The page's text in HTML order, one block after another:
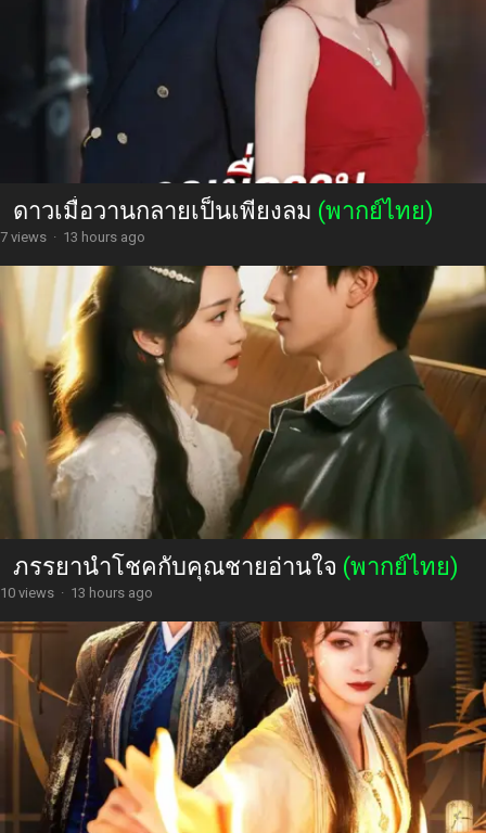
ดาวเมื่อวานกลายเป็นเพียงลม (พากย์ไทย)
7 views · 13 hours ago
ภรรยานำโชคกับคุณชายอ่านใจ (พากย์ไทย)
10 views · 13 hours ago